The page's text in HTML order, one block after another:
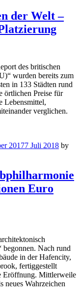
der Welt –
des britischen
wurden bereits zum
in 133 Städten rund
örtlichen Preise für
Lebensmittel,
verglichen.
20177 Juli 2018 by
Euro
Nach rund
in der Hafencity,
fertiggestellt
Eröffnung. Mittlerweile
neues Wahrzeichen